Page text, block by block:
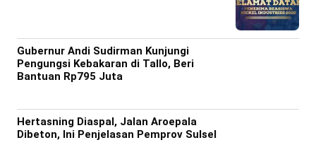
Gubernur Andi Sudirman Kunjungi
Pengungsi Kebakaran di Tallo, Beri
Bantuan Rp795 Juta
Hertasning Diaspal, Jalan Aroepala
Dibeton, Ini Penjelasan Pemprov Sulsel